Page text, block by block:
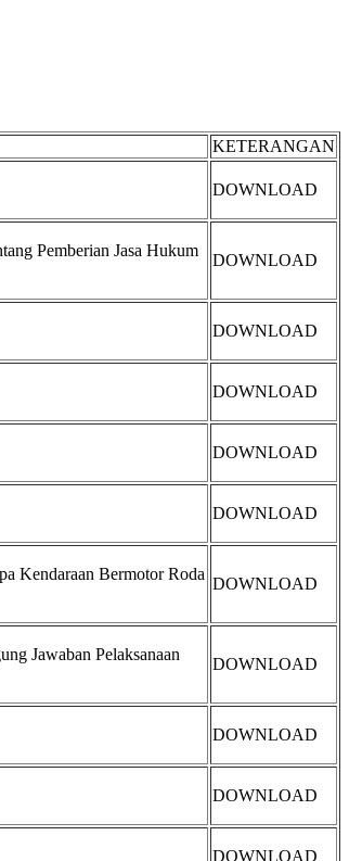
KETERANGAN
DOWNLOAD
Pemberian Jasa Hukum
DOWNLOAD
DOWNLOAD
DOWNLOAD
DOWNLOAD
DOWNLOAD
Kendaraan Bermotor Roda
DOWNLOAD
Jawaban Pelaksanaan
DOWNLOAD
DOWNLOAD
DOWNLOAD
DOWNLOAD